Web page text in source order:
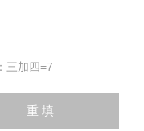
三加四=7